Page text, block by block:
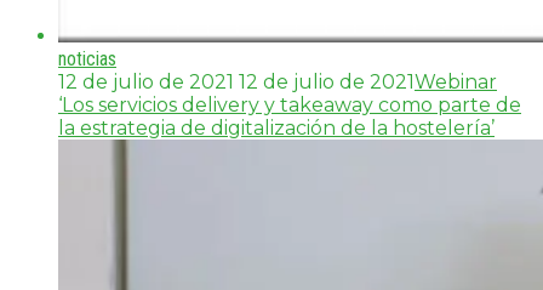
noticias
12 de julio de 2021 12 de julio de 2021Webinar
‘Los servicios delivery y takeaway como parte de
la estrategia de digitalización de la hostelería’